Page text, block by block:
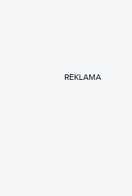
REKLAMA